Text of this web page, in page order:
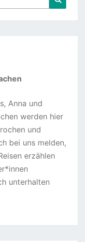
Anna und
werden hier
und
bei uns melden,
erzählen
unterhalten